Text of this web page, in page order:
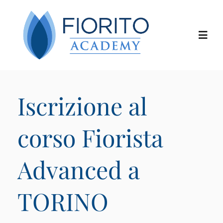
contenuto
I corsi
I docenti
Le location
Calendario
Iscrizione al
corso Fiorista
Advanced a
TORINO